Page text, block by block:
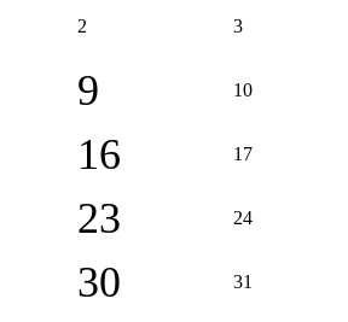
2 3
9 10
16 17
23 24
30 31